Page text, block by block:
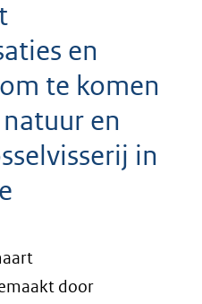
en
te komen
en
in
door